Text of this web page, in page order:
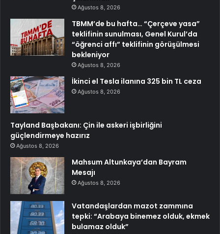
Ağustos 8, 2026
TBMM’de bu hafta… “Çerçeve yasa”
teklifinin sunulması, Genel Kurul’da
“öğrenci affı” teklifinin görüşülmesi
bekleniyor
Ağustos 8, 2026
İkinci el Tesla ilanına 325 bin TL ceza
Ağustos 8, 2026
Tayland Başbakanı: Çin ile askeri işbirliğini
güçlendirmeye hazırız
Ağustos 8, 2026
Mahsum Altunkaya’dan Bayram
Mesajı
Ağustos 8, 2026
Vatandaşlardan mazot zammına
tepki: “Arabaya binemez olduk, ekmek
bulamaz olduk”